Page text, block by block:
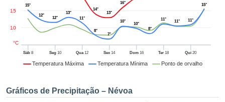
e
forma
digital
Temperatura Máxima Temperatura Mínima Ponto de orvalho
Sáb8 Seg10 Qua12 Sex 14 Dom16 Ter 18 Qui 20
10
15
°C
14°
13°
16°
15°
12°
12°
13°
11°
8°
7°
10°
10°
8°
11° 11° 11°
15°
Gráficos de Precipitação – Névoa